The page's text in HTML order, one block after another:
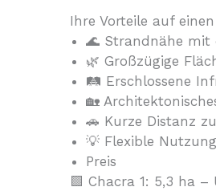
Ihre Vorteile auf
🌊 Strandnähe
🌿 Großzügige
🛤 Erschlossene
🏡
🚗 Kurze Distanz
💡 Flexible
Preis
🟩 Chacra 1: 5,3 ha –